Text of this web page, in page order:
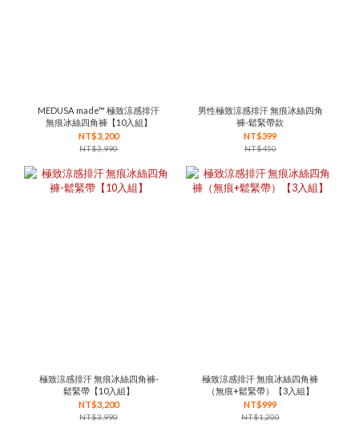
MEDUSA made™ 極致涼感排汗
無痕冰絲四角褲【10入組】
NT$3,200
NT$3,990
男性極致涼感排汗 無痕冰絲四角
褲-鬆緊帶款
NT$399
NT$450
極致涼感排汗 無痕冰絲四角褲-
鬆緊帶【10入組】
NT$3,200
NT$3,990
極致涼感排汗 無痕冰絲四角褲
（無痕+鬆緊帶）【3入組】
NT$999
NT$1,200